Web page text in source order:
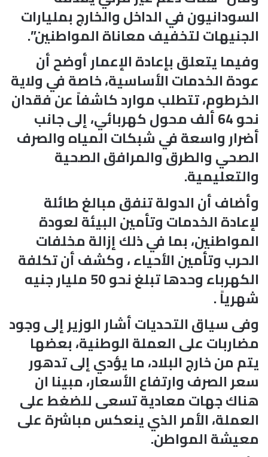
السودانيون في الداخل والخارج بمليارات
الجنيهات لتخفيف معاناة المواطنين”.
وفيما يتعلق بإعادة الإعمار أوضح أن
عودة الخدمات الأساسية، خاصة في ولاية
الخرطوم، تتطلب موارد كاشفاً عن فقدان
نحو 64 ألف محول كهربائي، إلى جانب
أضرار واسعة في شبكات المياه والصرف
الصحي والطرق والمرافق الصحية
والتعليمية.
وأضاف أن الدولة تنفق مبالغ طائلة
لإعادة الخدمات وتأمين البيئة لعودة
المواطنين، بما في ذلك إزالة مخلفات
الحرب وتأمين الأحياء ، وكشف أن تكلفة
الكهرباء وحدها تبلغ نحو 50 مليار جنيه
شهرياً .
وفى سياق التحديات أشار الوزير إلى وجود
مضاربات على العملة الوطنية، بعضها
يتم من خارج البلاد، ما يؤدي إلى تدهور
سعر الصرف وارتفاع الأسعار، مبينا ان
هناك جهات معادية تسعى للضغط على
العملة، الأمر الذي ينعكس مباشرة على
معيشة المواطن.